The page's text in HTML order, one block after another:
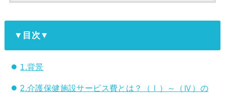
▼目次▼
1.背景
2.介護保健施設サービス費とは？（Ⅰ）～（Ⅳ）の